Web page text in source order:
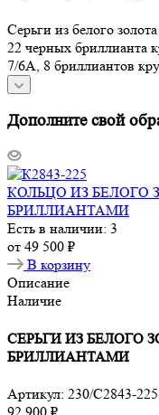
Серьги из белого
22 черных бриллианта
7/6А, 8 бриллиантов
Дополните свой
КОЛЬЦО ИЗ БЕЛОГО
БРИЛЛИАНТАМИ
Есть в наличии: 3
от 49 500 ₽
В корзину
Описание
Наличие
СЕРЬГИ ИЗ БЕЛОГО
БРИЛЛИАНТАМИ
Артикул: 230/С2843-225